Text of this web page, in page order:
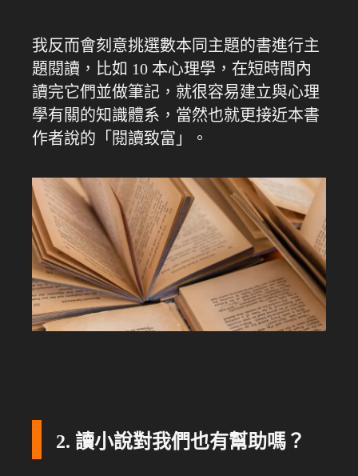
我反而會刻意挑選數本同主題的書進行主
題閱讀，比如 10 本心理學，在短時間內
讀完它們並做筆記，就很容易建立與心理
學有關的知識體系，當然也就更接近本書
作者說的「閱讀致富」。
2. 讀小說對我們也有幫助嗎？